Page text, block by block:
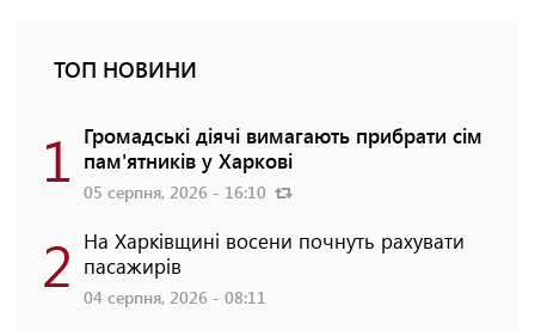
ТОП НОВИНИ
1 Громадські діячі вимагають прибрати сім
пам'ятників у Харкові
05 серпня, 2026 - 16:10
2 На Харківщині восени почнуть рахувати
пасажирів
04 серпня, 2026 - 08:11